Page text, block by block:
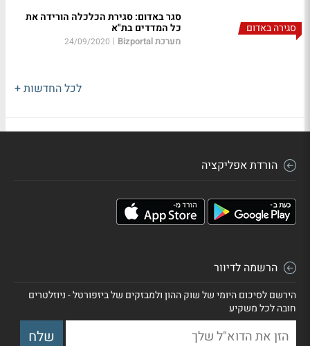
סגירה באדום
סגר באדום: סגירת הכלכלה הורידה את
כל המדדים בת"א
מערכת Bizportal |
24/09/2020
לכל החדשות +
הורדת אפליקציה
הרשמה לדיוור
הירשם לסיכום היומי של שוק ההון ולמבזקים של ביזפורטל - ניוזלטרים
חובה לכל משקיע